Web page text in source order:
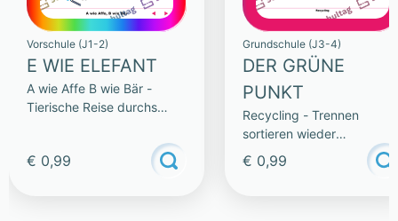
Vorschule (J1-2)
E WIE ELEFANT
A wie Affe B wie Bär -
Tierische Reise durchs
€ 0,99
Grundschule (J3-4)
DER GRÜNE
PUNKT
Recycling - Trennen
sortieren wieder
verwenden
€ 0,99